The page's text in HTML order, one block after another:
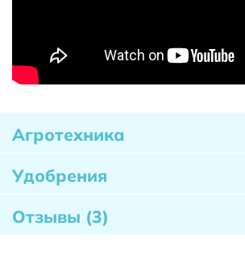
Агротехника
Удобрения
Отзывы (3)